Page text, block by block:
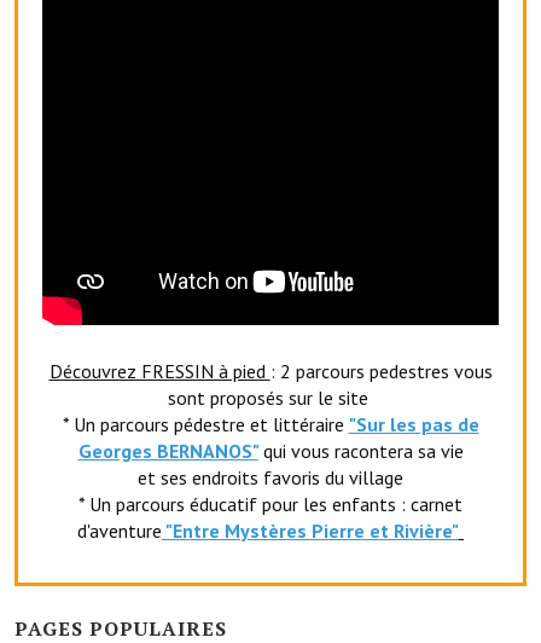
L'association des anciens combattants
L'association des anciens sapeurs-pompiers volontaires
Village sportif
L'US Crequy Fressin
La société de chasse
La société de pêche
Les foulées Fressinoises
Découvrez FRESSIN à pied : 2 parcours pedestres vous
sont proposés sur le site
* Un parcours pédestre et littéraire "Sur les pas de
Georges BERNANOS" qui vous racontera sa vie
et ses endroits favoris du village
* Un parcours éducatif pour les enfants : carnet
d'aventure "Entre Mystères Pierre et Rivière"
PAGES POPULAIRES